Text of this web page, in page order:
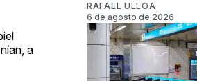
a
RAFAEL ULLOA
6 de agosto de 2026